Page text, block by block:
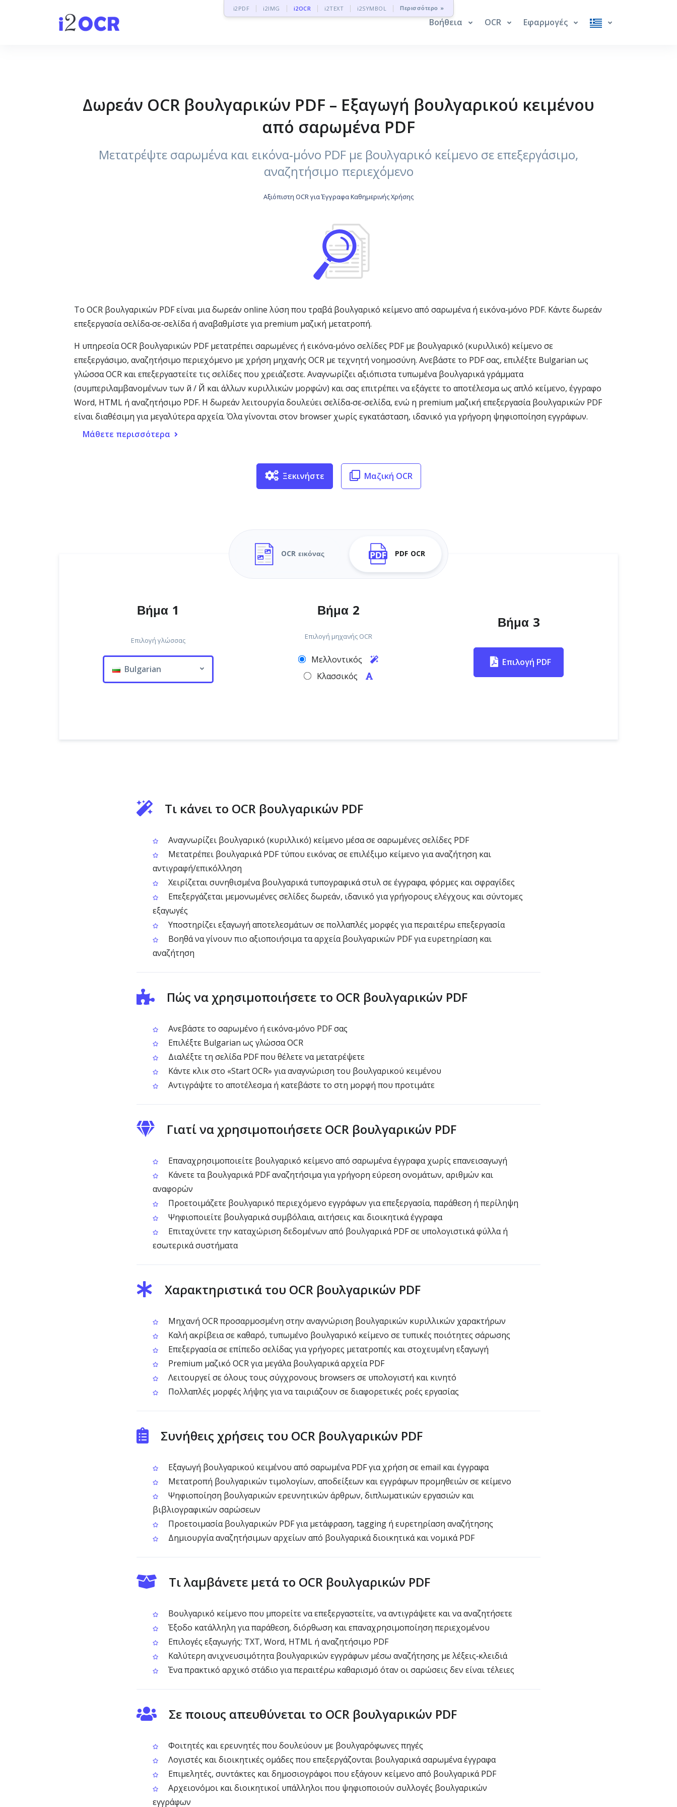
i2PDF i2IMG i2OCR i2TEXT i2SYMBOL Περισσότερο »
Βοήθεια OCR Εφαρμογές
Δωρεάν OCR βουλγαρικών PDF – Εξαγωγή βουλγαρικού κειμένου
από σαρωμένα PDF
Μετατρέψτε σαρωμένα και εικόνα‑μόνο PDF με βουλγαρικό κείμενο σε επεξεργάσιμο,
αναζητήσιμο περιεχόμενο
Αξιόπιστη OCR για Έγγραφα Καθημερινής Χρήσης
Το OCR βουλγαρικών PDF είναι μια δωρεάν online λύση που τραβά βουλγαρικό κείμενο από σαρωμένα ή εικόνα‑μόνο PDF. Κάντε δωρεάν
επεξεργασία σελίδα‑σε‑σελίδα ή αναβαθμίστε για premium μαζική μετατροπή.
Η υπηρεσία OCR βουλγαρικών PDF μετατρέπει σαρωμένες ή εικόνα‑μόνο σελίδες PDF με βουλγαρικό (κυριλλικό) κείμενο σε
επεξεργάσιμο, αναζητήσιμο περιεχόμενο με χρήση μηχανής OCR με τεχνητή νοημοσύνη. Ανεβάστε το PDF σας, επιλέξτε Bulgarian ως
γλώσσα OCR και επεξεργαστείτε τις σελίδες που χρειάζεστε. Αναγνωρίζει αξιόπιστα τυπωμένα βουλγαρικά γράμματα
(συμπεριλαμβανομένων των й / Й και άλλων κυριλλικών μορφών) και σας επιτρέπει να εξάγετε το αποτέλεσμα ως απλό κείμενο, έγγραφο
Word, HTML ή αναζητήσιμο PDF. Η δωρεάν λειτουργία δουλεύει σελίδα‑σε‑σελίδα, ενώ η premium μαζική επεξεργασία βουλγαρικών PDF
είναι διαθέσιμη για μεγαλύτερα αρχεία. Όλα γίνονται στον browser χωρίς εγκατάσταση, ιδανικό για γρήγορη ψηφιοποίηση εγγράφων.
Μάθετε περισσότερα
Ξεκινήστε Μαζική OCR
OCR εικόνας PDF OCR
Βήμα 1
Επιλογή γλώσσας
Bulgarian
Βήμα 2
Επιλογή μηχανής OCR
Μελλοντικός
Κλασσικός
Βήμα 3
Επιλογή PDF
Τι κάνει το OCR βουλγαρικών PDF
Αναγνωρίζει βουλγαρικό (κυριλλικό) κείμενο μέσα σε σαρωμένες σελίδες PDF
Μετατρέπει βουλγαρικά PDF τύπου εικόνας σε επιλέξιμο κείμενο για αναζήτηση και
αντιγραφή/επικόλληση
Χειρίζεται συνηθισμένα βουλγαρικά τυπογραφικά στυλ σε έγγραφα, φόρμες και σφραγίδες
Επεξεργάζεται μεμονωμένες σελίδες δωρεάν, ιδανικό για γρήγορους ελέγχους και σύντομες
εξαγωγές
Υποστηρίζει εξαγωγή αποτελεσμάτων σε πολλαπλές μορφές για περαιτέρω επεξεργασία
Βοηθά να γίνουν πιο αξιοποιήσιμα τα αρχεία βουλγαρικών PDF για ευρετηρίαση και
αναζήτηση
Πώς να χρησιμοποιήσετε το OCR βουλγαρικών PDF
Ανεβάστε το σαρωμένο ή εικόνα‑μόνο PDF σας
Επιλέξτε Bulgarian ως γλώσσα OCR
Διαλέξτε τη σελίδα PDF που θέλετε να μετατρέψετε
Κάντε κλικ στο «Start OCR» για αναγνώριση του βουλγαρικού κειμένου
Αντιγράψτε το αποτέλεσμα ή κατεβάστε το στη μορφή που προτιμάτε
Γιατί να χρησιμοποιήσετε OCR βουλγαρικών PDF
Επαναχρησιμοποιείτε βουλγαρικό κείμενο από σαρωμένα έγγραφα χωρίς επανεισαγωγή
Κάνετε τα βουλγαρικά PDF αναζητήσιμα για γρήγορη εύρεση ονομάτων, αριθμών και
αναφορών
Προετοιμάζετε βουλγαρικό περιεχόμενο εγγράφων για επεξεργασία, παράθεση ή περίληψη
Ψηφιοποιείτε βουλγαρικά συμβόλαια, αιτήσεις και διοικητικά έγγραφα
Επιταχύνετε την καταχώριση δεδομένων από βουλγαρικά PDF σε υπολογιστικά φύλλα ή
εσωτερικά συστήματα
Χαρακτηριστικά του OCR βουλγαρικών PDF
Μηχανή OCR προσαρμοσμένη στην αναγνώριση βουλγαρικών κυριλλικών χαρακτήρων
Καλή ακρίβεια σε καθαρό, τυπωμένο βουλγαρικό κείμενο σε τυπικές ποιότητες σάρωσης
Επεξεργασία σε επίπεδο σελίδας για γρήγορες μετατροπές και στοχευμένη εξαγωγή
Premium μαζικό OCR για μεγάλα βουλγαρικά αρχεία PDF
Λειτουργεί σε όλους τους σύγχρονους browsers σε υπολογιστή και κινητό
Πολλαπλές μορφές λήψης για να ταιριάζουν σε διαφορετικές ροές εργασίας
Συνήθεις χρήσεις του OCR βουλγαρικών PDF
Εξαγωγή βουλγαρικού κειμένου από σαρωμένα PDF για χρήση σε email και έγγραφα
Μετατροπή βουλγαρικών τιμολογίων, αποδείξεων και εγγράφων προμηθειών σε κείμενο
Ψηφιοποίηση βουλγαρικών ερευνητικών άρθρων, διπλωματικών εργασιών και
βιβλιογραφικών σαρώσεων
Προετοιμασία βουλγαρικών PDF για μετάφραση, tagging ή ευρετηρίαση αναζήτησης
Δημιουργία αναζητήσιμων αρχείων από βουλγαρικά διοικητικά και νομικά PDF
Τι λαμβάνετε μετά το OCR βουλγαρικών PDF
Βουλγαρικό κείμενο που μπορείτε να επεξεργαστείτε, να αντιγράψετε και να αναζητήσετε
Έξοδο κατάλληλη για παράθεση, διόρθωση και επαναχρησιμοποίηση περιεχομένου
Επιλογές εξαγωγής: TXT, Word, HTML ή αναζητήσιμο PDF
Καλύτερη ανιχνευσιμότητα βουλγαρικών εγγράφων μέσω αναζήτησης με λέξεις‑κλειδιά
Ένα πρακτικό αρχικό στάδιο για περαιτέρω καθαρισμό όταν οι σαρώσεις δεν είναι τέλειες
Σε ποιους απευθύνεται το OCR βουλγαρικών PDF
Φοιτητές και ερευνητές που δουλεύουν με βουλγαρόφωνες πηγές
Λογιστές και διοικητικές ομάδες που επεξεργάζονται βουλγαρικά σαρωμένα έγγραφα
Επιμελητές, συντάκτες και δημοσιογράφοι που εξάγουν κείμενο από βουλγαρικά PDF
Αρχειονόμοι και διοικητικοί υπάλληλοι που ψηφιοποιούν συλλογές βουλγαρικών
εγγράφων